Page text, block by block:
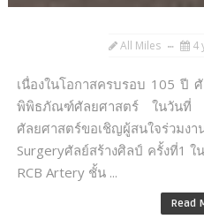
All Miles 4
เนื่องในโอกาสครบรอบ 105 ปี
พิพิธภัณฑ์ศัลยศาสตร์ ในวัน
ศัลยศาสตร์ขอเชิญผู้สนใจร่วม
Surgeryศัลย์สร้างศิลป์​ ครั้งที่​1
RCB Artery ชั้น ...
Read